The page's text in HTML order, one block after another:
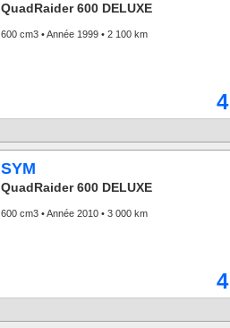
QuadRaider 600 DELUXE
600 cm3 • Année 1999 • 2 100 km
SYM
QuadRaider 600 DELUXE
600 cm3 • Année 2010 • 3 000 km